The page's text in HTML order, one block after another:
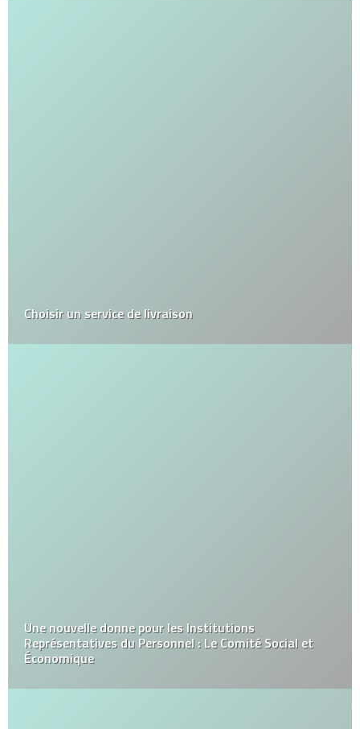
Choisir un service de livraison
Une nouvelle donne pour les Institutions
Représentatives du Personnel : Le Comité Social et
Économique